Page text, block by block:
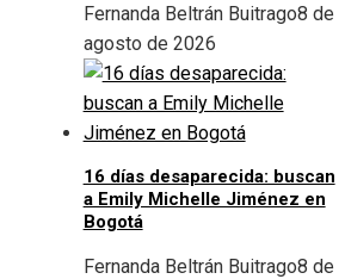
Fernanda Beltrán Buitrago8 de
agosto de 2026
16 días desaparecida: buscan
a Emily Michelle Jiménez en
Bogotá
Fernanda Beltrán Buitrago8 de